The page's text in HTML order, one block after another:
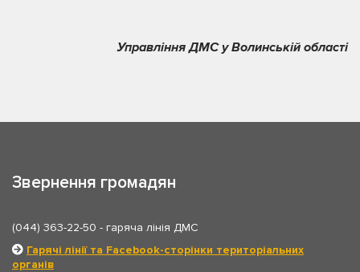
Управління ДМС у Волинській області
Звернення громадян
(044) 363-22-50 - гаряча лінія ДМС
Гарячі лінії та Facebook-сторінки територіальних
органів